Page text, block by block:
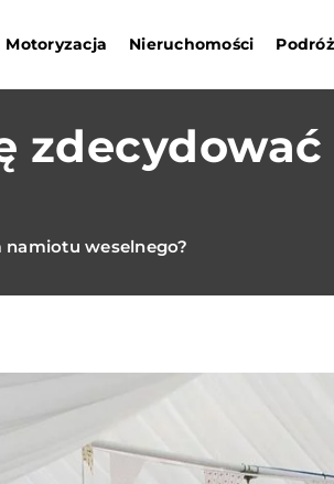
Motoryzacja Nieruchomości
weselnego?